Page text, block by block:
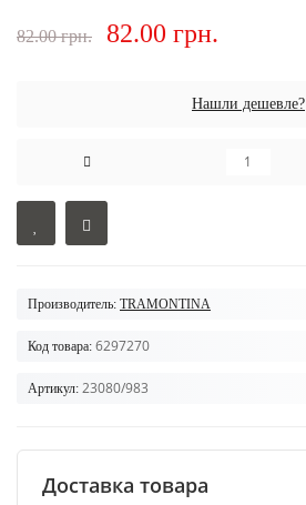
82.00 грн. 82.00 грн.
Нашли дешевле?
Производитель: TRAMONTINA
Код товара: 6297270
Артикул: 23080/983
Доставка товара